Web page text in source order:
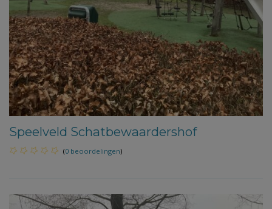
Speelveld Schatbewaardershof
(0 beoordelingen)